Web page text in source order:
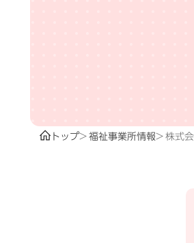
トップ 福祉事業所情報 株式